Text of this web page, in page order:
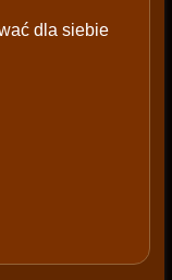
dla siebie